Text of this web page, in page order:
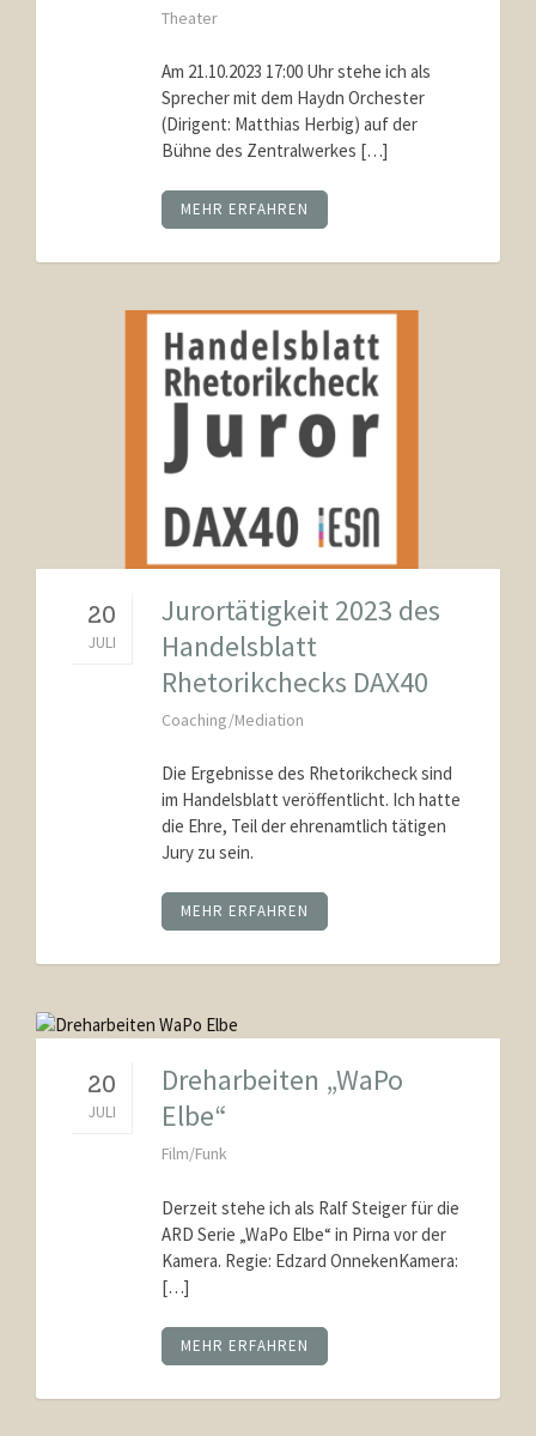
Theater
Am 21.10.2023 17:00 Uhr stehe ich als
Sprecher mit dem Haydn Orchester
(Dirigent: Matthias Herbig) auf der
Bühne des Zentralwerkes […]
MEHR ERFAHREN
20
JULI
Jurortätigkeit 2023 des
Handelsblatt
Rhetorikchecks DAX40
Coaching/Mediation
Die Ergebnisse des Rhetorikcheck sind
im Handelsblatt veröffentlicht. Ich hatte
die Ehre, Teil der ehrenamtlich tätigen
Jury zu sein.
MEHR ERFAHREN
20
JULI
Dreharbeiten „WaPo
Elbe“
Film/Funk
Derzeit stehe ich als Ralf Steiger für die
ARD Serie „WaPo Elbe“ in Pirna vor der
Kamera. Regie: Edzard OnnekenKamera:
[…]
MEHR ERFAHREN